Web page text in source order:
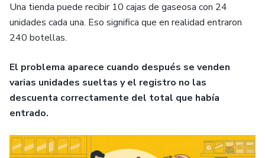
Una tienda puede recibir 10 cajas de gaseosa con 24
unidades cada una. Eso significa que en realidad entraron
240 botellas.
El problema aparece cuando después se venden
varias unidades sueltas y el registro no las
descuenta correctamente del total que había
entrado.